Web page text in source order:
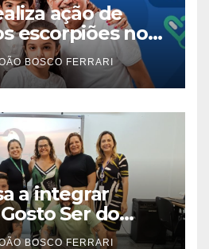
ação de
escorpiões no
BOSCO FERRARI
a integrar
Ser do
São Paulo
BOSCO FERRARI